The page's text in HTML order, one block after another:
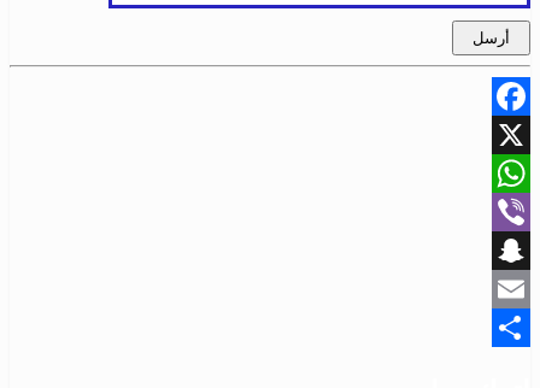
Facebook
X
WhatsApp
Viber
Snapchat
Email